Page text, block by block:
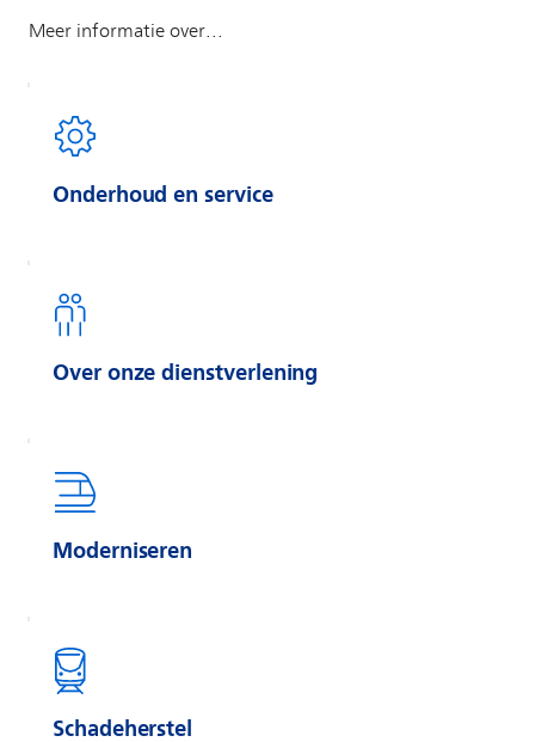
Onderhoud en service
Over onze dienstverlening
Moderniseren
Schadeherstel